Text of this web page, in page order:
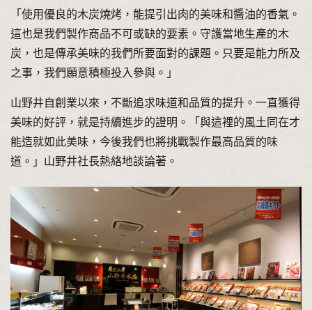
「使用優良的木炭燒烤，能提引出肉的美味和醬油的香氣。
這也是我們製作商品不可或缺的要素。守護當地生產的木
炭，也是傳承美味的我們所要面對的課題。只要是能力所及
之事，我們願意積極投入參與。」
山野井自創業以來，不斷追求味道和品質的提升。一直獲得
美味的好評，就是持續進步的證明。「與這裡的風土同在才
能造就如此美味，今後我們也將挑戰製作最高品質的味
道。」山野井社長熱絡地談論著。